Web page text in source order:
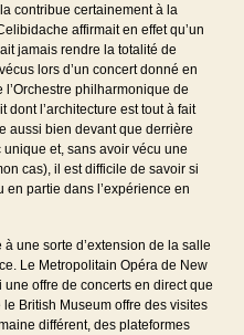
contribue certainement à la
affirmait en effet qu’un
jamais rendre la totalité de
lors d’un concert donné en
philharmonique de
dont l’architecture est tout à fait
aussi bien devant que derrière
unique et, sans avoir vécu une
cas), il est difficile de savoir si
partie dans l’expérience en
une sorte d’extension de la salle
Le Metropolitain Opéra de New
offre de concerts en direct que
le British Museum offre des visites
différent, des plateformes